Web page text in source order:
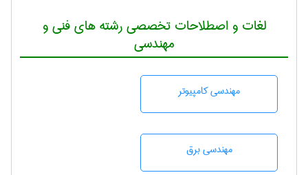
لغات و اصطلاحات تخصصی رشته های فنی و
مهندسی
مهندسی كامپيوتر
مهندسی برق